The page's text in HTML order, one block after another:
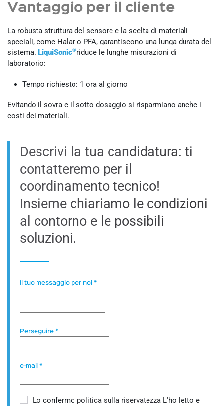
Vantaggio per il cliente
La robusta struttura del sensore e la scelta di materiali
speciali, come Halar o PFA, garantiscono una lunga durata del
sistema. LiquiSonic®riduce le lunghe misurazioni di
laboratorio:
Tempo richiesto: 1 ora al giorno
Evitando il sovra e il sotto dosaggio si risparmiano anche i
costi dei materiali.
Descrivi la tua candidatura: ti
contatteremo per il
coordinamento tecnico!
Insieme chiariamo le condizioni
al contorno e le possibili
soluzioni.
Il tuo messaggio per noi *
Perseguire *
e-mail *
Lo confermo politica sulla riservatezza L'ho letto e